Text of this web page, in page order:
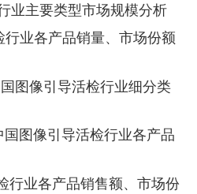
业主要类型市场规模分析
行业各产品销量、市场份额
图像引导活检行业细分类
图像引导活检行业各产品
行业各产品销售额、市场份